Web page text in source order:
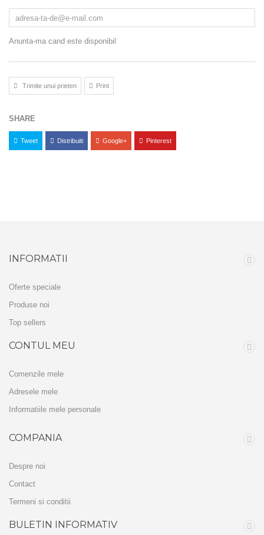
Anunta-ma cand este disponibil
Trimite unui prieten Print
SHARE
Tweet Distribuiti Google+ Pinterest
INFORMATII
Oferte speciale
Produse noi
Top sellers
CONTUL MEU
Comenzile mele
Adresele mele
Informatiile mele personale
COMPANIA
Despre noi
Contact
Termeni si conditii
BULETIN INFORMATIV